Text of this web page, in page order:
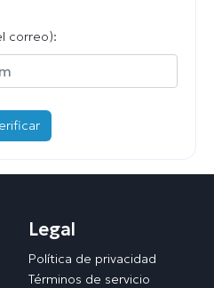
correo):
Legal
Política de privacidad
Términos de servicio